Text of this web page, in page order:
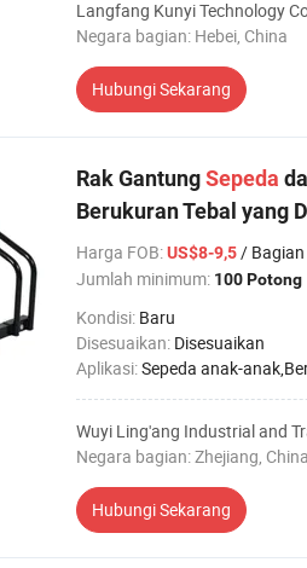
Langfang Kunyi Technology
Negara bagian: Hebei, China
Hubungi Sekarang
Rak GantungSepeda
Berukuran Tebal yang
Harga FOB:US$8-9,5/ Bagian
Jumlah minimum: 100 Potong
Kondisi: Baru
Disesuaikan: Disesuaikan
Aplikasi:Sepeda anak-anak,Bersepeda di
Wuyi Ling'ang Industrial and
Negara bagian: Zhejiang, China
Hubungi Sekarang